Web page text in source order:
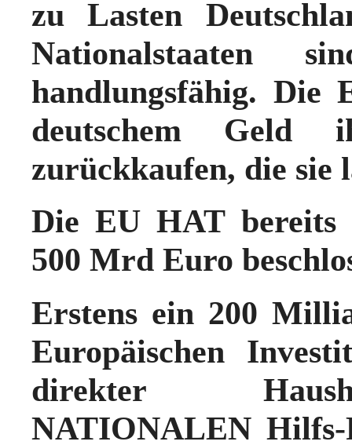
zu Lasten
Nationalstaaten
handlungsfähig. Die
deutschem Geld
zurückkaufen, die sie
Die EU HAT bereits
500 Mrd Euro
Erstens ein 200
Europäischen
direkter
NATIONALEN